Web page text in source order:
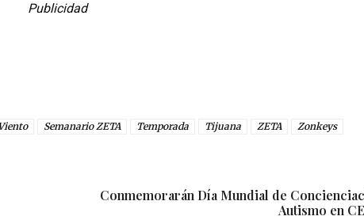
Publicidad
Semanario ZETA Temporada Tijuana ZETA Zonkeys
Conmemorarán Día Mundial de
Autismo en